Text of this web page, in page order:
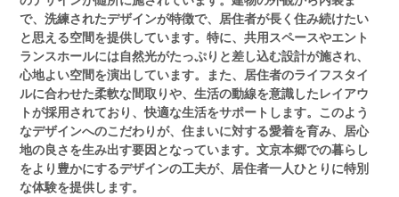
で、洗練されたデザインが特徴で、居住者が長く住み続けたい
と思える空間を提供しています。特に、共用スペースやエント
ランスホールには自然光がたっぷりと差し込む設計が施され、
心地よい空間を演出しています。また、居住者のライフスタイ
ルに合わせた柔軟な間取りや、生活の動線を意識したレイアウ
トが採用されており、快適な生活をサポートします。このよう
なデザインへのこだわりが、住まいに対する愛着を育み、居心
地の良さを生み出す要因となっています。文京本郷での暮らし
をより豊かにするデザインの工夫が、居住者一人ひとりに特別
な体験を提供します。